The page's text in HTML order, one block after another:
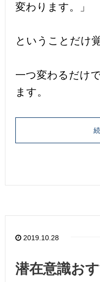
変わります。」
ということだけ
一つ変わるだけ
ます。
2019.10.28
潜在意識お